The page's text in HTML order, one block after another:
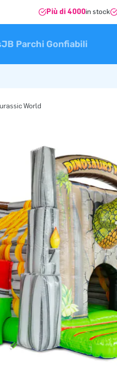
Più di 4000in stock
JB Parchi Gonfiabili
World